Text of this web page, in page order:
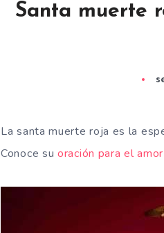
Santa muerte
La santa muerte roja es la
Conoce su oración para el amor